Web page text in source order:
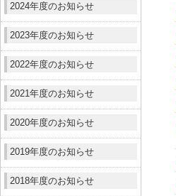
2024年度のお知らせ
2023年度のお知らせ
2022年度のお知らせ
2021年度のお知らせ
2020年度のお知らせ
2019年度のお知らせ
2018年度のお知らせ